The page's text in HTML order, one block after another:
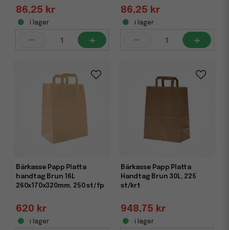
komplett flöde från packbord till leverans. Oavsett om du
driver butik, webbutik eller intern distribution har vi
produkterna som effektiviserar din vardag.
86,25 kr
i lager
- +
86,25 kr
i lager
- +
Bärkasse Papp Platta
handtag Brun 16L
260x170x320mm, 250 st/fp
620 kr
i lager
Bärkasse Papp Platta
Handtag Brun 30L, 225
st/krt
948,75 kr
i lager